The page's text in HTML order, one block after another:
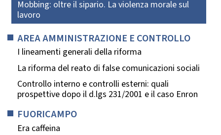
Mobbing: oltre il sipario. La violenza morale sul
lavoro
AREA AMMINISTRAZIONE E CONTROLLO
I lineamenti generali della riforma
La riforma del reato di false comunicazioni sociali
Controllo interno e controlli esterni: quali
prospettive dopo il d.lgs 231/2001 e il caso Enron
FUORICAMPO
Era caffeina